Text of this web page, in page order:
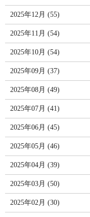
2025年12月 (55)
2025年11月 (54)
2025年10月 (54)
2025年09月 (37)
2025年08月 (49)
2025年07月 (41)
2025年06月 (45)
2025年05月 (46)
2025年04月 (39)
2025年03月 (50)
2025年02月 (30)